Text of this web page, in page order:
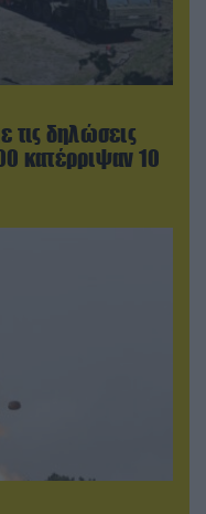
τις δηλώσεις
κατέρριψαν 10